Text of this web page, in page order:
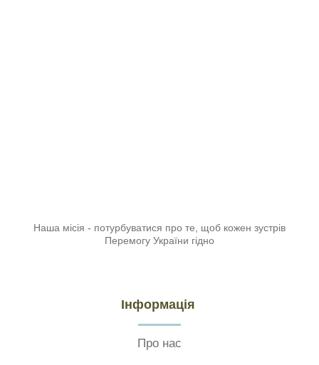
Наша місія - потурбуватися про те, щоб кожен зустрів
Перемогу України гідно
Інформація
Про нас